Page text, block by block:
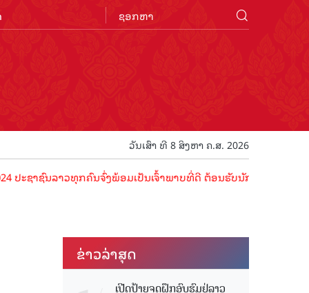
ວັນເສົາ ທີ 8 ສິງຫາ ຄ.ສ. 2026
າຊົນລາວທຸກຄົນຈົ່ງພ້ອມເປັນເຈົ້າພາບທີ່ດີ ຕ້ອນຮັບນັກທ່ອງທ່ຽວດ້ວຍໄມຕີ
ຂ່າວ​ລ່າ​ສຸດ
ເປີດປ້າຍຈຸດຝຶກອົບຮົມຢູ່ລາວ